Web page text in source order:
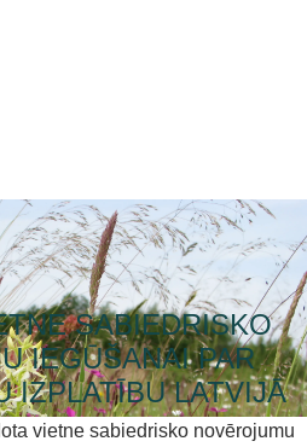
SABIEDRISKO
IEGŪŠANAI PAR
IZPLATĪBU LATVIJĀ
vietne sabiedrisko novērojumu